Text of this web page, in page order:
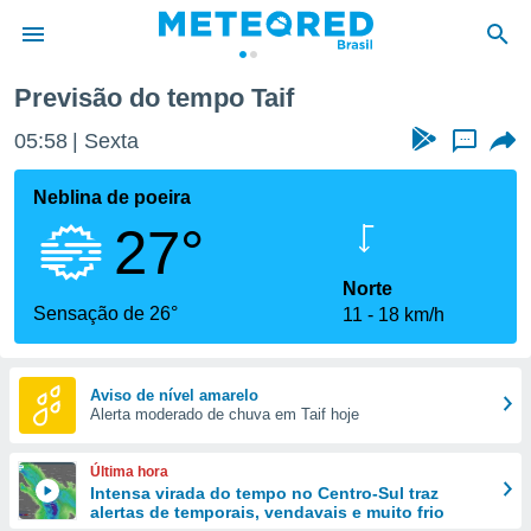
da
fornecidas
a este
das
e
forma
digital
Previsão do tempo Taif
05:58 Sexta ...
Neblina de poeira
27°
Sensação de 26°
Norte
11
18 km/h
Aviso de nível amarelo
Alerta moderado de chuva em Taif hoje
Última hora
Intensa virada do tempo no Centro-Sul traz
alertas de temporais, vendavais e muito frio